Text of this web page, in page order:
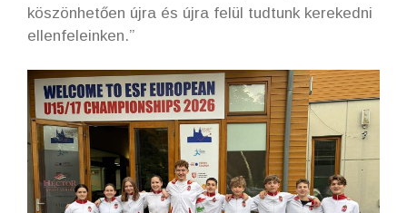
köszönhetően újra és újra felül tudtunk kerekedni
ellenfeleinken.”